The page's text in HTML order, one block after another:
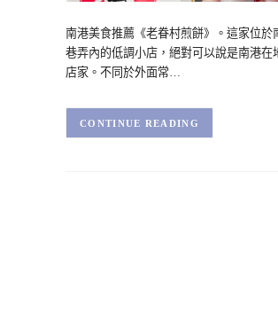
南港美食推薦《老眷村煎餅》。這家位於
巷弄內的低調小店，絕對可以說是南港在
店家。不同於外面常…
CONTINUE READING